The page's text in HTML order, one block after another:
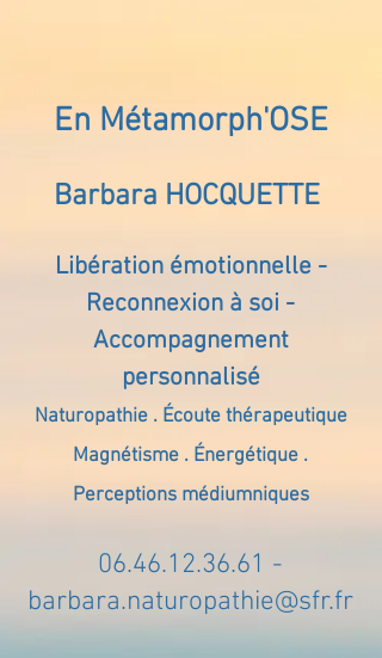
En Métamorph'OSE
Barbara HOCQUETTE
Libération émotionnelle -
Reconnexion à soi -
Accompagnement
personnalisé
Naturopathie . Écoute thérapeutique
Magnétisme . Énergétique .
Perceptions médiumniques
06.46.12.36.61 -
barbara.naturopathie@sfr.fr